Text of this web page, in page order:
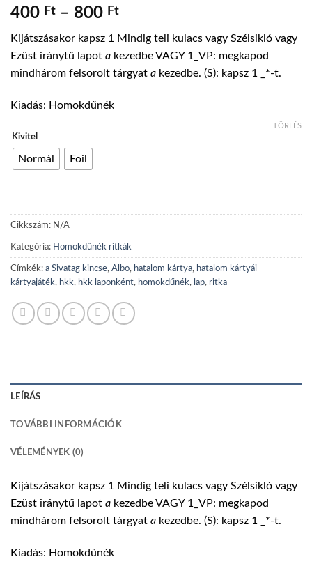
400 Ft – 800 FtÁrtartomány:
-
800 Ft
Kijátszásakor kapsz 1 Mindig teli kulacs vagy Szélsikló vagy
Ezüst iránytű lapot a kezedbe VAGY 1_VP: megkapod
mindhárom felsorolt tárgyat a kezedbe. (S): kapsz 1 _*-t.
Kiadás: Homokdűnék
Kivitel
Normál Foil
TÖRLÉS
Cikkszám: N/A
Kategória: Homokdűnék ritkák
Címkék: a Sivatag kincse, Albo, hatalom kártya, hatalom kártyái
kártyajáték, hkk, hkk laponként, homokdűnék, lap, ritka
LEÍRÁS
TOVÁBBI INFORMÁCIÓK
VÉLEMÉNYEK (0)
Kijátszásakor kapsz 1 Mindig teli kulacs vagy Szélsikló vagy
Ezüst iránytű lapot a kezedbe VAGY 1_VP: megkapod
mindhárom felsorolt tárgyat a kezedbe. (S): kapsz 1 _*-t.
Kiadás: Homokdűnék